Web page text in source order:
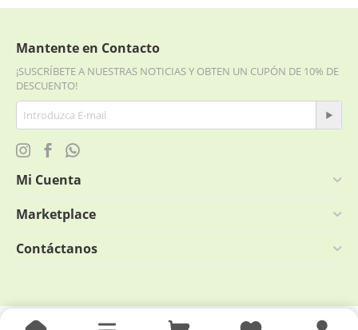
Mantente en Contacto
¡SUSCRÍBETE A NUESTRAS NOTICIAS Y OBTEN UN CUPÓN DE 10% DE
DESCUENTO!
Mi Cuenta
Marketplace
Contáctanos